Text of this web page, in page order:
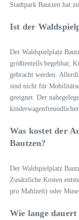
Stadtpark Bautzen hat
Ist der
Der Waldspielplatz
größtenteils begehbar,
gebracht werden.
sind nicht für
geeignet. Der
Was kostet der
Bautzen?
Der Waldspielplatz
Zusätzliche Kosten
pro Mahlzeit) oder
Wie lange